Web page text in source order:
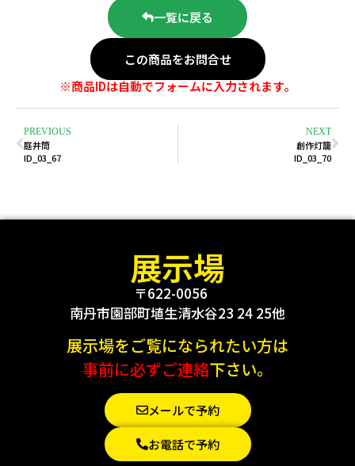
一覧に戻る
この商品をお問合せ
※商品IDは自動でフォームに入力されます。
PREVIOUS
庭井筒
ID_03_67
NEXT
創作灯籠
ID_03_70
展示場
〒622-0056
南丹市園部町埴生清水谷23 24 25他
展示場をご覧になられたい方は
事前に必ずご連絡下さい。
メールで予約
お電話で予約